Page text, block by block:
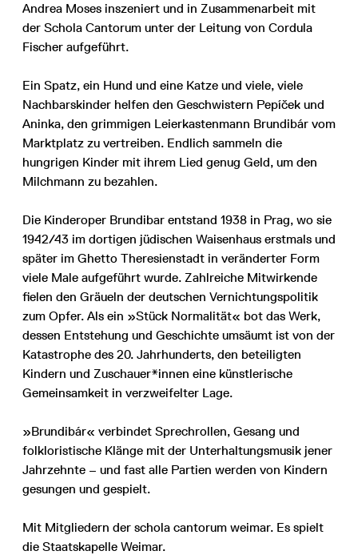
Andrea Moses inszeniert und in Zusammenarbeit mit
der Schola Cantorum unter der Leitung von Cordula
Fischer aufgeführt.
Ein Spatz, ein Hund und eine Katze und viele, viele
Nachbarskinder helfen den Geschwistern Pepíček und
Aninka, den grimmigen Leierkastenmann Brundibár vom
Marktplatz zu vertreiben. Endlich sammeln die
hungrigen Kinder mit ihrem Lied genug Geld, um den
Milchmann zu bezahlen.
Die Kinderoper Brundibar entstand 1938 in Prag, wo sie
1942/43 im dortigen jüdischen Waisenhaus erstmals und
später im Ghetto Theresienstadt in veränderter Form
viele Male aufgeführt wurde. Zahlreiche Mitwirkende
fielen den Gräueln der deutschen Vernichtungspolitik
zum Opfer. Als ein »Stück Normalität« bot das Werk,
dessen Entstehung und Geschichte umsäumt ist von der
Katastrophe des 20. Jahrhunderts, den beteiligten
Kindern und Zuschauer*innen eine künstlerische
Gemeinsamkeit in verzweifelter Lage.
»Brundibár« verbindet Sprechrollen, Gesang und
folkloristische Klänge mit der Unterhaltungsmusik jener
Jahrzehnte – und fast alle Partien werden von Kindern
gesungen und gespielt.
Mit Mitgliedern der schola cantorum weimar. Es spielt
die Staatskapelle Weimar.